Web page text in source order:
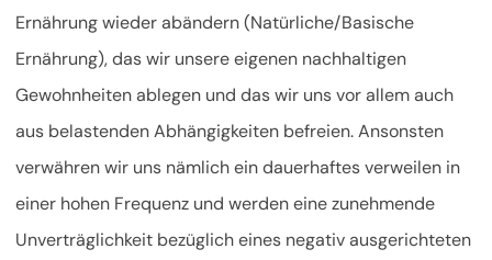
Ernährung wieder abändern (Natürliche/Basische
Ernährung), das wir unsere eigenen nachhaltigen
Gewohnheiten ablegen und das wir uns vor allem auch
aus belastenden Abhängigkeiten befreien. Ansonsten
verwähren wir uns nämlich ein dauerhaftes verweilen in
einer hohen Frequenz und werden eine zunehmende
Unverträglichkeit bezüglich eines negativ ausgerichteten